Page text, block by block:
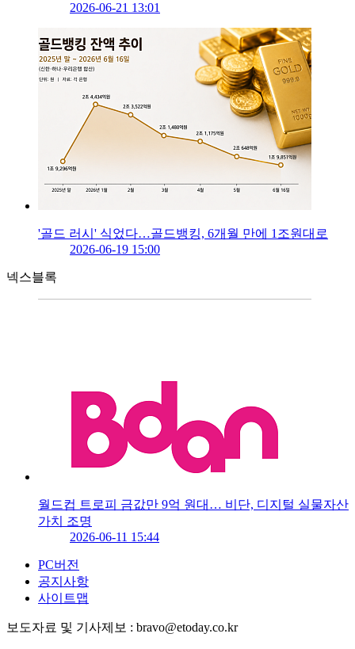
2026-06-21 13:01
'골드 러시' 식었다…골드뱅킹, 6개월 만에 1조원대로
2026-06-19 15:00
넥스블록
월드컵 트로피 금값만 9억 원대… 비단, 디지털 실물자산
가치 조명
2026-06-11 15:44
PC버전
공지사항
사이트맵
보도자료 및 기사제보 : bravo@etoday.co.kr